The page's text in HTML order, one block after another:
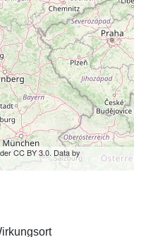
CC BY 3.0. Data by